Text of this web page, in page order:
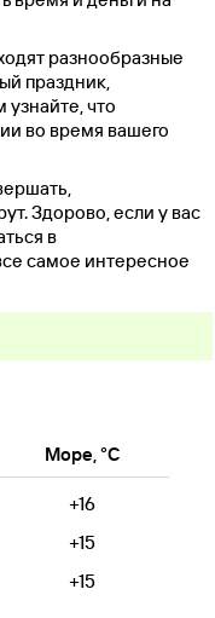
разнообразные
праздник,
что
во время вашего
Здорово, если у вас
в
самое интересное
Море, °C
+16
+15
+15